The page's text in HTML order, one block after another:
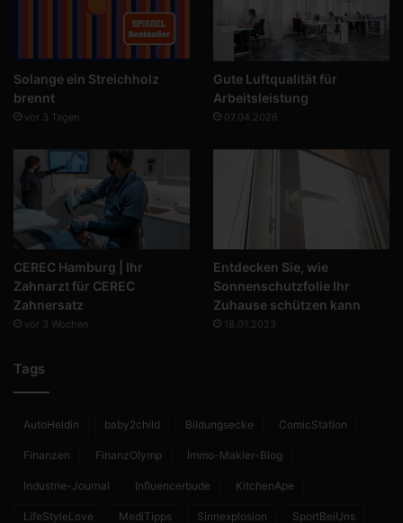
Solange ein Streichholz
brennt
vor 3 Tagen
Gute Luftqualität für
Arbeitsleistung
07.04.2026
CEREC Hamburg | Ihr
Zahnarzt für CEREC
Zahnersatz
vor 3 Wochen
Entdecken Sie, wie
Sonnenschutzfolie Ihr
Zuhause schützen kann
18.01.2023
Tags
AutoHeldin baby2child Bildungsecke ComicStation
Finanzen FinanzOlymp Immo-Makler-Blog
Industrie-Journal Influencerbude KitchenApe
LifeStyleLove MediTipps Sinnexplosion SportBeiUns